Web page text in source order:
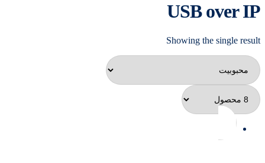
USB over IP
Showing the single result